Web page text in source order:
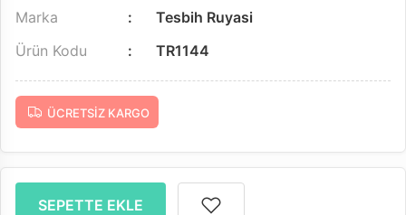
Marka
Tesbih Ruyasi
Ürün Kodu
TR1144
ÜCRETSIZ KARGO
SEPETTE EKLE